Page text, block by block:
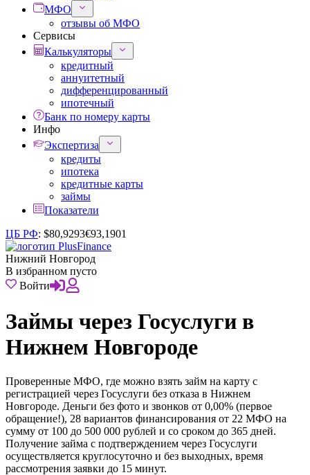
МФО
отзывы об МФО
Сервисы
Калькуляторы
кредитный
аннуитетный
дифференцированный
ипотечный
Банк по номеру карты
Инфо
Экспертиза
кредиты
ипотека
кредитные карты
займы
Показатели
ЦБ РФ: $80,9293€93,1901
Нижний Новгород
В избранном пусто
Войти
Займы через Госуслуги в
Нижнем Новгороде
Проверенные МФО, где можно взять займ на карту с
регистрацией через Госуслуги без отказа в Нижнем
Новгороде. Деньги без фото и звонков от 0,00% (первое
обращение!), 28 вариантов финансирования от 22 МФО на
сумму от 100 до 500 000 рублей и со сроком до 365 дней.
Получение займа с подтверждением через Госуслуги
осуществляется круглосуточно и без выходных, время
рассмотрения заявки до 15 минут.